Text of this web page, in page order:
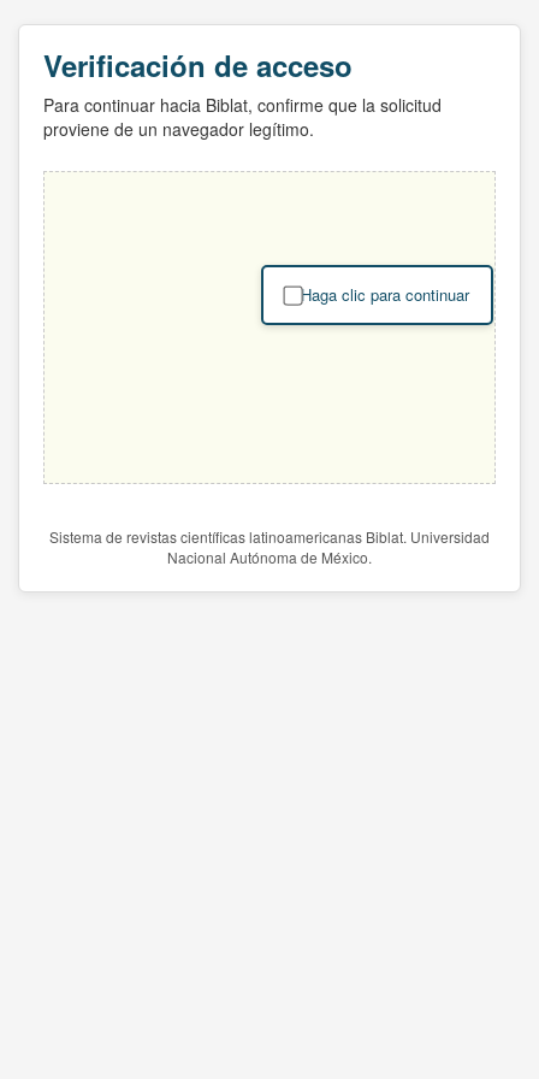
Verificación de acceso
Para continuar hacia Biblat, confirme que la solicitud
proviene de un navegador legítimo.
Haga clic para continuar
Sistema de revistas científicas latinoamericanas Biblat. Universidad
Nacional Autónoma de México.